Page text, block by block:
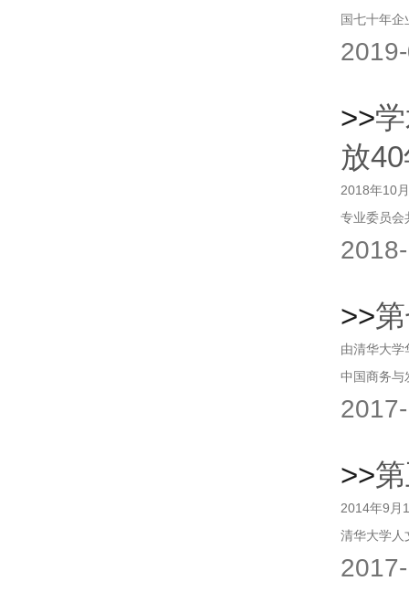
国七十年
>>
放
2018年10
专业委员会
>>
由清华大学
中国商务与
>>
2014年9月
清华大学人